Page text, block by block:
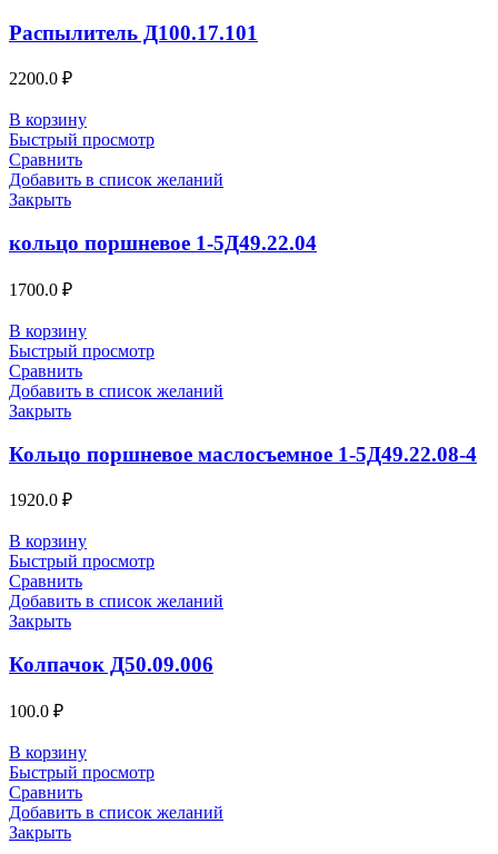
Распылитель Д100.17.101
2200.0 ₽
В корзину
Быстрый просмотр
Сравнить
Добавить в список желаний
Закрыть
кольцо поршневое 1-5Д49.22.04
1700.0 ₽
В корзину
Быстрый просмотр
Сравнить
Добавить в список желаний
Закрыть
Кольцо поршневое маслосъемное 1-5Д49.22.08-4
1920.0 ₽
В корзину
Быстрый просмотр
Сравнить
Добавить в список желаний
Закрыть
Колпачок Д50.09.006
100.0 ₽
В корзину
Быстрый просмотр
Сравнить
Добавить в список желаний
Закрыть